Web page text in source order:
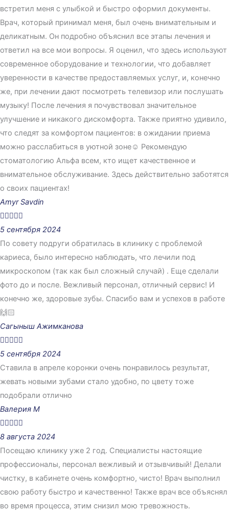
встретил меня с улыбкой и быстро оформил документы.
Врач, который принимал меня, был очень внимательным и
деликатным. Он подробно объяснил все этапы лечения и
ответил на все мои вопросы. Я оценил, что здесь используют
современное оборудование и технологии, что добавляет
уверенности в качестве предоставляемых услуг, и, конечно
же, при лечении дают посмотреть телевизор или послушать
музыку! После лечения я почувствовал значительное
улучшение и никакого дискомфорта. Также приятно удивило,
что следят за комфортом пациентов: в ожидании приема
можно расслабиться в уютной зоне☺️ Рекомендую
стоматологию Альфа всем, кто ищет качественное и
внимательное обслуживание. Здесь действительно заботятся
о своих пациентах!
Amyr Savdin

5 сентября 2024
По совету подруги обратилась в клинику с проблемой
кариеса, было интересно наблюдать, что лечили под
микроскопом (так как был сложный случай) . Еще сделали
фото до и после. Вежливый персонал, отличный сервис! И
конечно же, здоровые зубы. Спасибо вам и успехов в работе
🙌🏻
Сагыныш Ажимканова

5 сентября 2024
Ставила в апреле коронки очень понравилось результат,
жевать новыми зубами стало удобно, по цвету тоже
подобрали отлично
Валерия М

8 августа 2024
Посещаю клинику уже 2 год. Специалисты настоящие
профессионалы, персонал вежливый и отзывчивый! Делали
чистку, в кабинете очень комфортно, чисто! Врач выполнил
свою работу быстро и качественно! Также врач все объяснял
во время процесса, этим снизил мою тревожность.